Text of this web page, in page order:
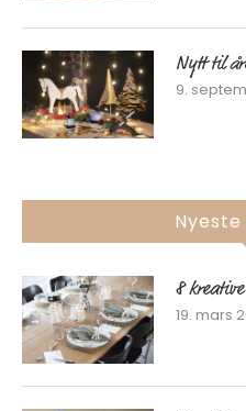
Nytt til
9.
8
19. mars